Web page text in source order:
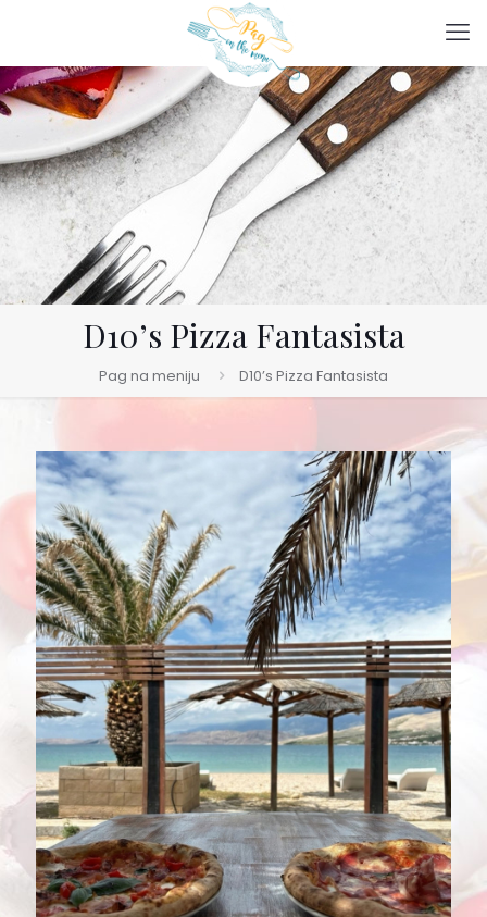
D10’s Pizza Fantasista
Pag na meniju D10’s Pizza Fantasista